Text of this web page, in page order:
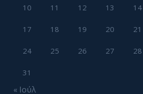
10 11 12 13 14
17 18 19 20 21
24 25 26 27 28
31
« Ιούλ